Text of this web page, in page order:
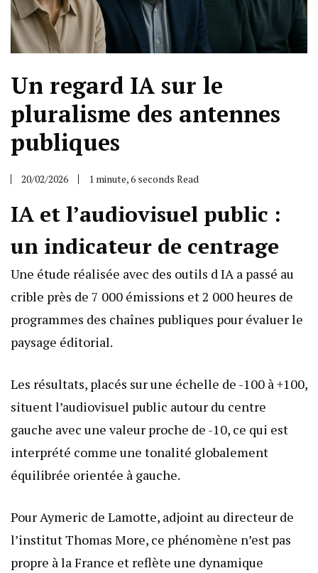
Un regard IA sur le
pluralisme des antennes
publiques
20/02/2026 1 minute, 6 seconds Read
IA et l’audiovisuel public :
un indicateur de centrage
Une étude réalisée avec des outils d IA a passé au
crible près de 7 000 émissions et 2 000 heures de
programmes des chaînes publiques pour évaluer le
paysage éditorial.
Les résultats, placés sur une échelle de -100 à +100,
situent l’audiovisuel public autour du centre
gauche avec une valeur proche de -10, ce qui est
interprété comme une tonalité globalement
équilibrée orientée à gauche.
Pour Aymeric de Lamotte, adjoint au directeur de
l’institut Thomas More, ce phénomène n’est pas
propre à la France et reflète une dynamique